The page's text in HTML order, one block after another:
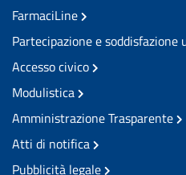
FarmaciLine
Partecipazione e soddisfazione
Accesso civico
Modulistica
Amministrazione Trasparente
Atti di notifica
Pubblicità legale